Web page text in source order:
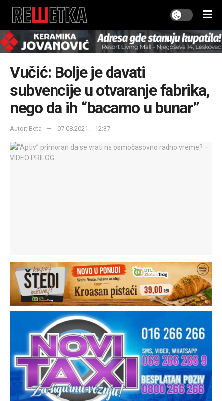
Vučić: Bolje je davati
subvencije u otvaranje fabrika,
nego da ih “bacamo u bunar”
Autor: Beta 07.08.2021. - 12:37